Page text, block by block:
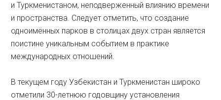
и Туркменистаном, неподверженный влиянию времени
и пространства. Следует отметить, что создание
одноимённых парков в столицах двух стран является
поистине уникальным событием в практике
международных отношений.
В текущем году Узбекистан и Туркменистан широко
отметили 30-летнюю годовщину установления